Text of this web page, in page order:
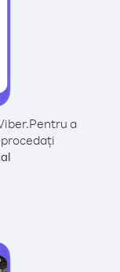
Pentru a